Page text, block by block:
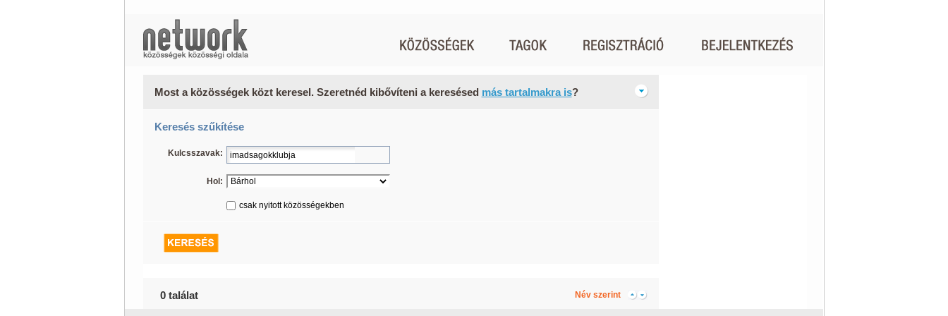
Most a közösségek közt keresel. Szeretnéd kibővíteni a keresésed más tartalmakra is?
Keresés szűkítése
Kulcsszavak:
Hol:
csak nyitott közösségekben
0 találat Név szerint